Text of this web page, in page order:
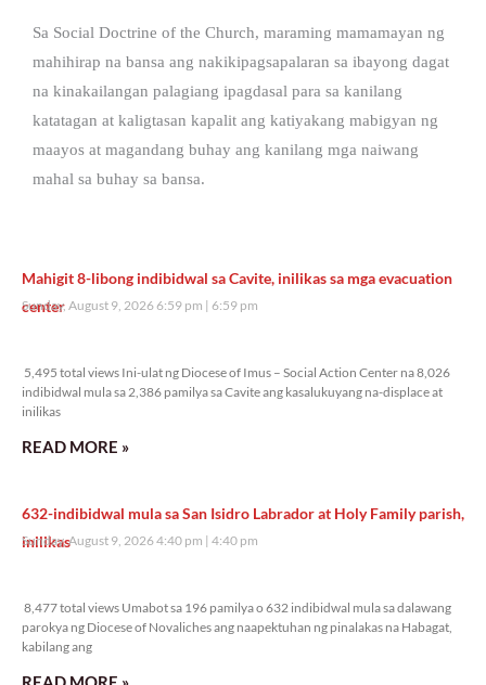
Sa Social Doctrine of the Church, maraming mamamayan ng
mahihirap na bansa ang nakikipagsapalaran sa ibayong dagat
na kinakailangan palagiang ipagdasal para sa kanilang
katatagan at kaligtasan kapalit ang katiyakang mabigyan ng
maayos at magandang buhay ang kanilang mga naiwang
mahal sa buhay sa bansa.
Mahigit 8-libong indibidwal sa Cavite, inilikas sa mga evacuation
center
Sunday, August 9, 2026 6:59 pm 6:59 pm
5,495 total views Ini-ulat ng Diocese of Imus – Social Action Center na 8,026
indibidwal mula sa 2,386 pamilya sa Cavite ang kasalukuyang na-displace at
inilikas
READ MORE »
632-indibidwal mula sa San Isidro Labrador at Holy Family parish,
inilikas
Sunday, August 9, 2026 4:40 pm 4:40 pm
8,477 total views Umabot sa 196 pamilya o 632 indibidwal mula sa dalawang
parokya ng Diocese of Novaliches ang naapektuhan ng pinalakas na Habagat,
kabilang ang